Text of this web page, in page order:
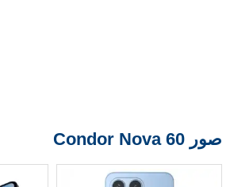
صور Condor Nova 60